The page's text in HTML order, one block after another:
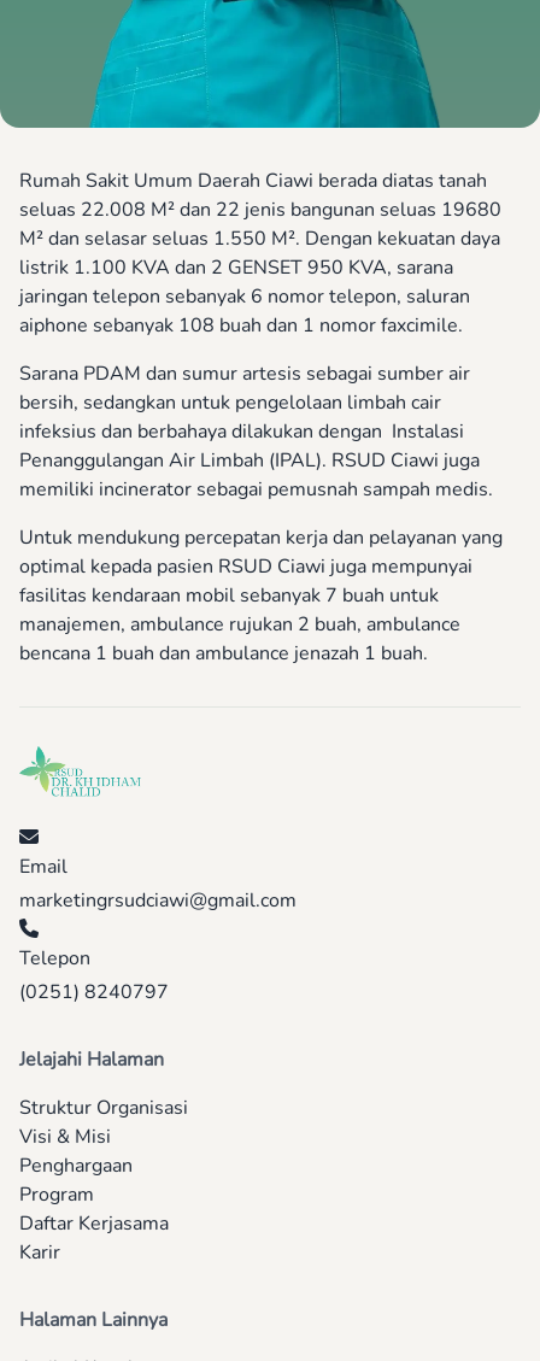
Rumah Sakit Umum Daerah Ciawi berada diatas tanah
seluas 22.008 M² dan 22 jenis bangunan seluas 19680
M² dan selasar seluas 1.550 M². Dengan kekuatan daya
listrik 1.100 KVA dan 2 GENSET 950 KVA, sarana
jaringan telepon sebanyak 6 nomor telepon, saluran
aiphone sebanyak 108 buah dan 1 nomor faxcimile.
Sarana PDAM dan sumur artesis sebagai sumber air
bersih, sedangkan untuk pengelolaan limbah cair
infeksius dan berbahaya dilakukan dengan Instalasi
Penanggulangan Air Limbah (IPAL). RSUD Ciawi juga
memiliki incinerator sebagai pemusnah sampah medis.
Untuk mendukung percepatan kerja dan pelayanan yang
optimal kepada pasien RSUD Ciawi juga mempunyai
fasilitas kendaraan mobil sebanyak 7 buah untuk
manajemen, ambulance rujukan 2 buah, ambulance
bencana 1 buah dan ambulance jenazah 1 buah.
Email
marketingrsudciawi@gmail.com
Telepon
(0251) 8240797
Jelajahi Halaman
Struktur Organisasi
Visi & Misi
Penghargaan
Program
Daftar Kerjasama
Karir
Halaman Lainnya